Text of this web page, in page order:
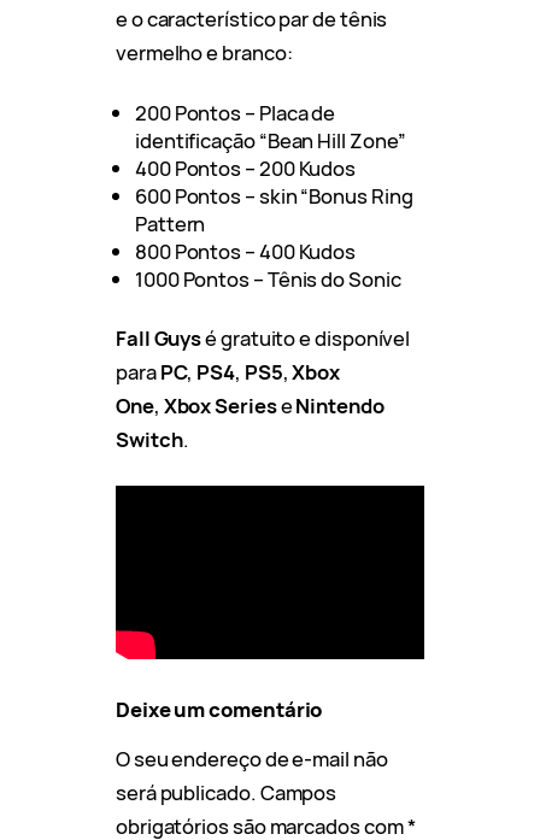
e o característico par de tênis
vermelho e branco:
200 Pontos – Placa de
identificação “Bean Hill Zone”
400 Pontos – 200 Kudos
600 Pontos – skin “Bonus Ring
Pattern
800 Pontos – 400 Kudos
1000 Pontos – Tênis do Sonic
Fall Guysé gratuito e disponível
paraPC, PS4, PS5,Xbox
One, Xbox SerieseNintendo
Switch.
Deixe um comentário
O seu endereço de e-mail não
será publicado. Campos
obrigatórios são marcados com*